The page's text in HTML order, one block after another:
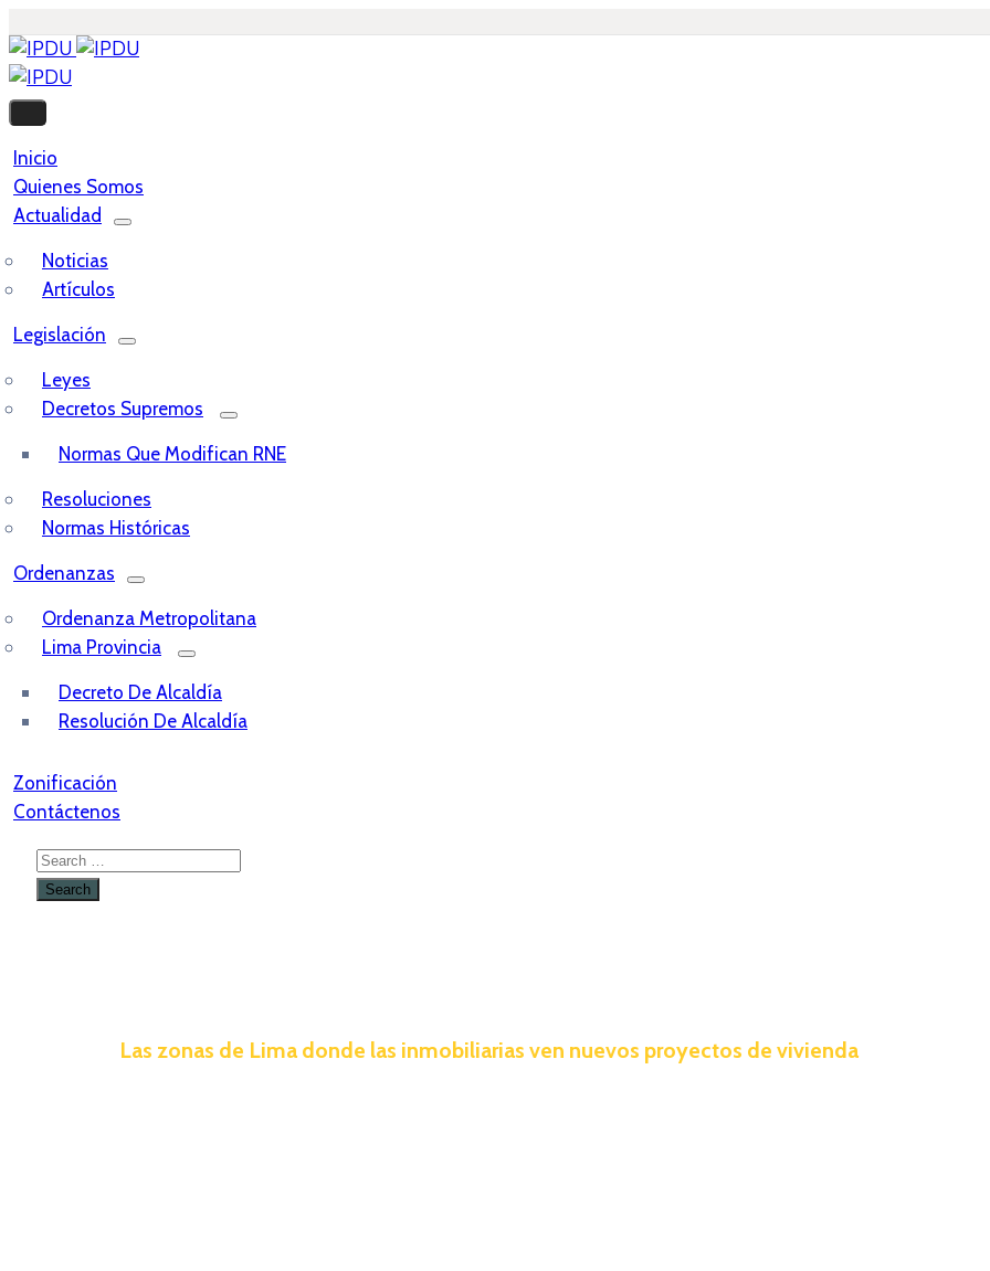
Inicio
Quienes Somos
Actualidad
Noticias
Artículos
Legislación
Leyes
Decretos Supremos
Normas Que Modifican RNE
Resoluciones
Normas Históricas
Ordenanzas
Ordenanza Metropolitana
Lima Provincia
Decreto De Alcaldía
Resolución De Alcaldía
Zonificación
Contáctenos
Las zonas de Lima donde las inmobiliarias ven nuevos proyectos de vivienda